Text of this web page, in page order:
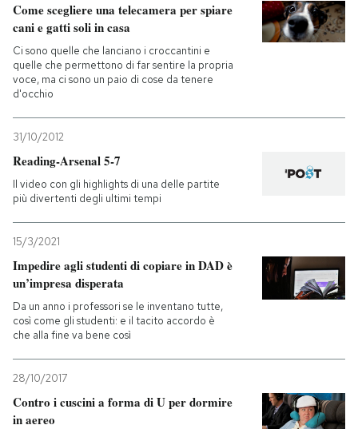
Come scegliere una telecamera per spiare
cani e gatti soli in casa
Ci sono quelle che lanciano i croccantini e
quelle che permettono di far sentire la propria
voce, ma ci sono un paio di cose da tenere
d'occhio
31/10/2012
Reading-Arsenal 5-7
Il video con gli highlights di una delle partite
più divertenti degli ultimi tempi
15/3/2021
Impedire agli studenti di copiare in DAD è
un’impresa disperata
Da un anno i professori se le inventano tutte,
così come gli studenti: e il tacito accordo è
che alla fine va bene così
28/10/2017
Contro i cuscini a forma di U per dormire
in aereo